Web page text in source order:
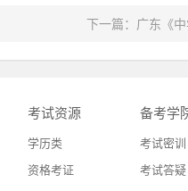
下一篇：广东《
考试资源
学历类
资格考证
备考学
考试密训
考试答疑